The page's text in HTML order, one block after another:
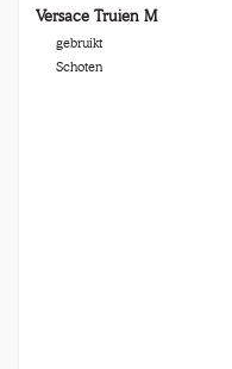
Versace Truien M
gebruikt
Schoten